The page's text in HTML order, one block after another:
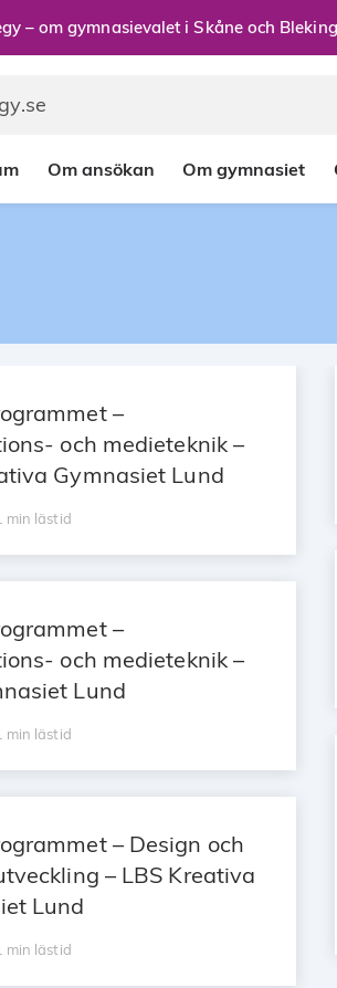
– om gymnasievalet i Skåne och
Om ansökan Om gymnasiet
–
och medieteknik –
Gymnasiet Lund
min lästid
–
och medieteknik –
Lund
min lästid
– Design och
– LBS Kreativa
Lund
min lästid